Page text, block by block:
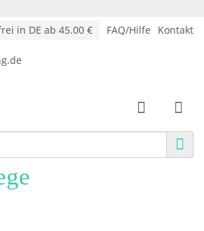
in DE ab 45.00 € FAQ/Hilfe Kontakt